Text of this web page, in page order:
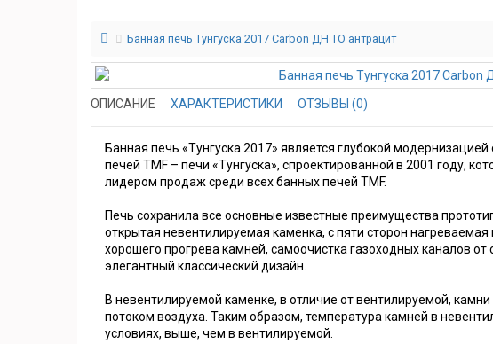
Банная печь Тунгуска 2017 Carbon ДН ТО антрацит
ОПИСАНИЕ ХАРАКТЕРИСТИКИ ОТЗЫВЫ (0)
Банная печь «Тунгуска 2017» является глубокой
печей TMF – печи «Тунгуска», спроектированной в 2001 году,
лидером продаж среди всех банных печей TMF.
Печь сохранила все основные известные преимущества
открытая невентилируемая каменка, с пяти сторон
хорошего прогрева камней, самоочистка газоходных каналов
элегантный классический дизайн.
В невентилируемой каменке, в отличие от вентилируемой,
потоком воздуха. Таким образом, температура камней в
условиях, выше, чем в вентилируемой.